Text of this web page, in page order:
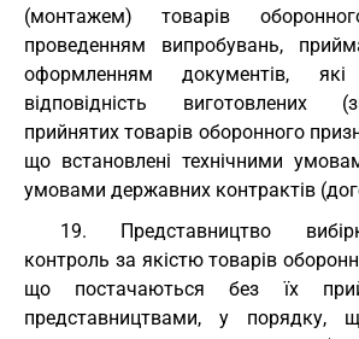
(монтажем) товарів
проведенням випробувань,
оформленням документів,
відповідність виготовлених
прийнятих товарів оборонного
що встановлені технічними
умовами державних контрактів
19. Представництво
контроль за якістю товарів
що постачаються без їх
представництвами, у порядку,